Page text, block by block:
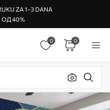
ZA 1–3 DANA
40%
0 0